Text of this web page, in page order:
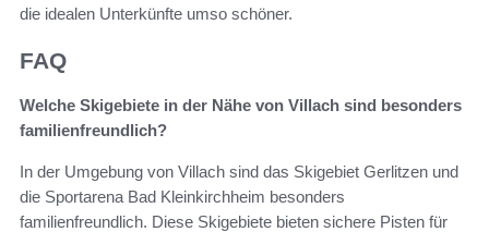
die idealen Unterkünfte umso schöner.
FAQ
Welche Skigebiete in der Nähe von Villach sind besonders
familienfreundlich?
In der Umgebung von Villach sind das Skigebiet Gerlitzen und
die Sportarena Bad Kleinkirchheim besonders
familienfreundlich. Diese Skigebiete bieten sichere Pisten für